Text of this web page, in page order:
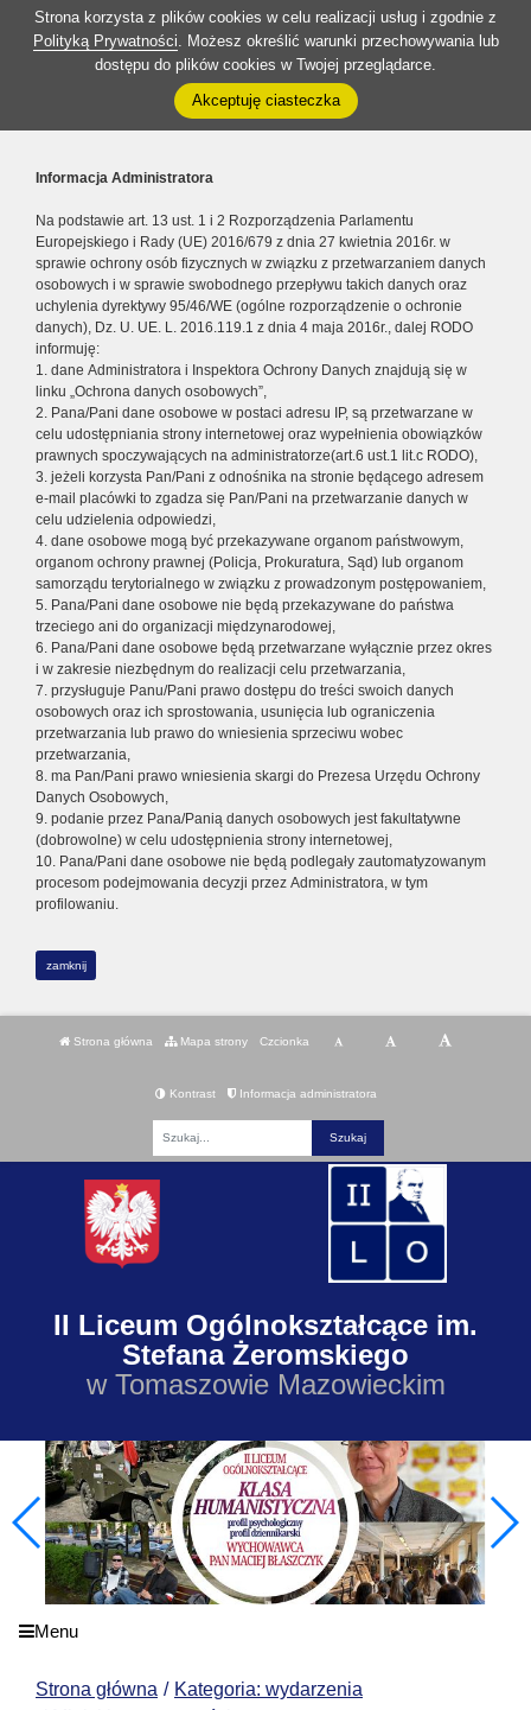
Strona korzysta z plików cookies w celu realizacji usług i zgodnie z
Polityką Prywatności. Możesz określić warunki przechowywania lub
dostępu do plików cookies w Twojej przeglądarce.
Akceptuję ciasteczka
Informacja Administratora
Na podstawie art. 13 ust. 1 i 2 Rozporządzenia Parlamentu
Europejskiego i Rady (UE) 2016/679 z dnia 27 kwietnia 2016r. w
sprawie ochrony osób fizycznych w związku z przetwarzaniem danych
osobowych i w sprawie swobodnego przepływu takich danych oraz
uchylenia dyrektywy 95/46/WE (ogólne rozporządzenie o ochronie
danych), Dz. U. UE. L. 2016.119.1 z dnia 4 maja 2016r., dalej RODO
informuję:
1. dane Administratora i Inspektora Ochrony Danych znajdują się w
linku „Ochrona danych osobowych”,
2. Pana/Pani dane osobowe w postaci adresu IP, są przetwarzane w
celu udostępniania strony internetowej oraz wypełnienia obowiązków
prawnych spoczywających na administratorze(art.6 ust.1 lit.c RODO),
3. jeżeli korzysta Pan/Pani z odnośnika na stronie będącego adresem
e-mail placówki to zgadza się Pan/Pani na przetwarzanie danych w
celu udzielenia odpowiedzi,
4. dane osobowe mogą być przekazywane organom państwowym,
organom ochrony prawnej (Policja, Prokuratura, Sąd) lub organom
samorządu terytorialnego w związku z prowadzonym postępowaniem,
5. Pana/Pani dane osobowe nie będą przekazywane do państwa
trzeciego ani do organizacji międzynarodowej,
6. Pana/Pani dane osobowe będą przetwarzane wyłącznie przez okres
i w zakresie niezbędnym do realizacji celu przetwarzania,
7. przysługuje Panu/Pani prawo dostępu do treści swoich danych
osobowych oraz ich sprostowania, usunięcia lub ograniczenia
przetwarzania lub prawo do wniesienia sprzeciwu wobec
przetwarzania,
8. ma Pan/Pani prawo wniesienia skargi do Prezesa Urzędu Ochrony
Danych Osobowych,
9. podanie przez Pana/Panią danych osobowych jest fakultatywne
(dobrowolne) w celu udostępnienia strony internetowej,
10. Pana/Pani dane osobowe nie będą podlegały zautomatyzowanym
procesom podejmowania decyzji przez Administratora, w tym
profilowaniu.
zamknij
Strona główna Mapa strony Czcionka
Kontrast Informacja administratora
II Liceum Ogólnokształcące im.
Stefana Żeromskiego
w Tomaszowie Mazowieckim
Menu
Strona główna
Kategoria: wydarzenia